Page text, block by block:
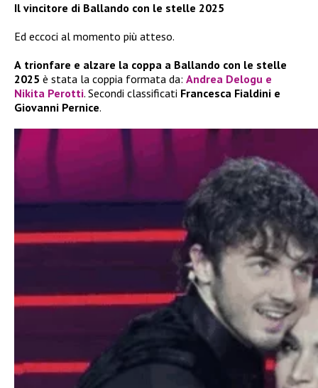
Il vincitore di Ballando con le stelle 2025
Ed eccoci al momento più atteso.
A trionfare e alzare la coppa a Ballando con le stelle
2025 è stata la coppia formata da: Andrea Delogu e
Nikita Perotti. Secondi classificati Francesca Fialdini e
Giovanni Pernice.